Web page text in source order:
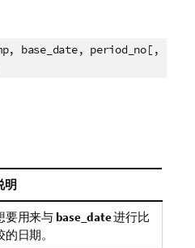
base_date, period_no[,
明
要用来与 base_date进行比
的日期。